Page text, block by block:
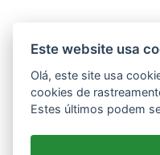
Este website usa
Olá, este site usa
cookies de
Estes últimos podem